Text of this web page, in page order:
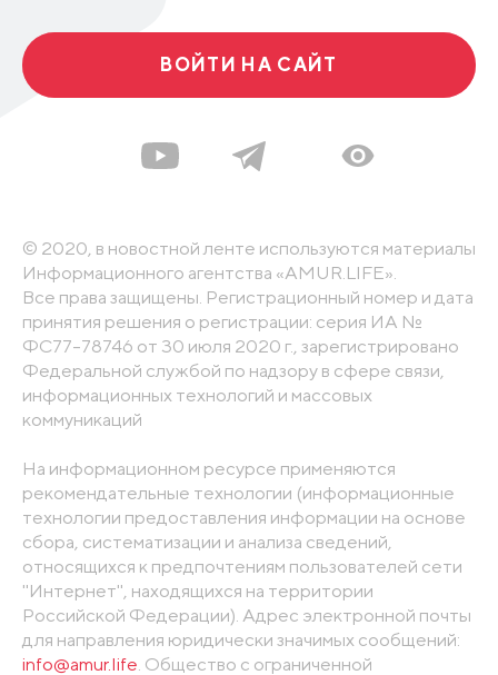
ВОЙТИ НА САЙТ
© 2020, в новостной ленте используются материалы
Информационного агентства «AMUR.LIFE».
Все права защищены. Регистрационный номер и дата
принятия решения о регистрации: серия ИА №
ФС77-78746 от 30 июля 2020 г., зарегистрировано
Федеральной службой по надзору в сфере связи,
информационных технологий и массовых
коммуникаций
На информационном ресурсе применяются
рекомендательные технологии (информационные
технологии предоставления информации на основе
сбора, систематизации и анализа сведений,
относящихся к предпочтениям пользователей сети
"Интернет", находящихся на территории
Российской Федерации). Адрес электронной почты
для направления юридически значимых сообщений:
info@amur.life. Общество с ограниченной